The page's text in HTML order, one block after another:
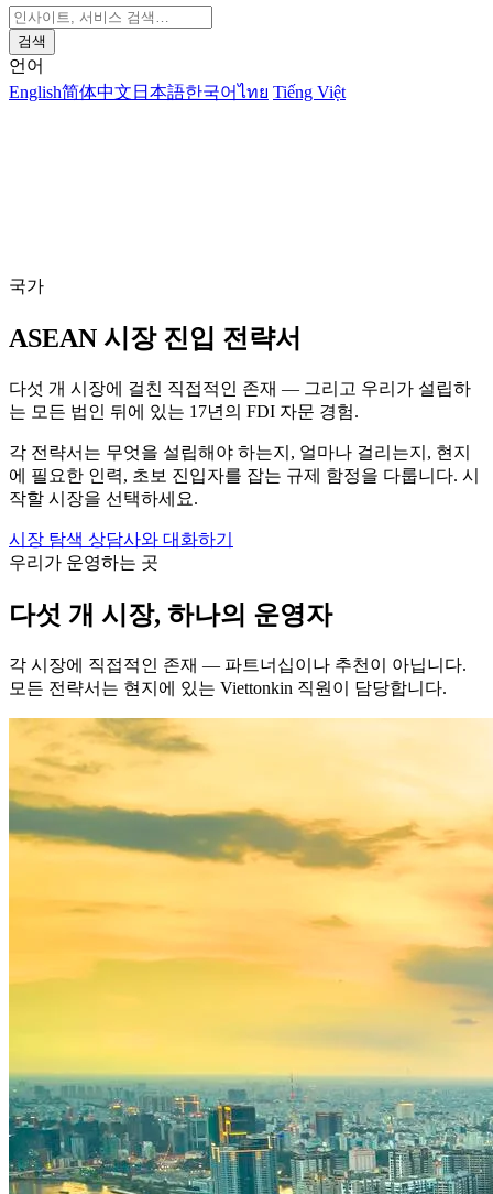
검색
언어
English简体中文 日本語한국어ไทย Tiếng Việt
국가
ASEAN 시장 진입 전략서
다섯 개 시장에 걸친 직접적인 존재 — 그리고 우리가 설립하
는 모든 법인 뒤에 있는 17년의 FDI 자문 경험.
각 전략서는 무엇을 설립해야 하는지, 얼마나 걸리는지, 현지
에 필요한 인력, 초보 진입자를 잡는 규제 함정을 다룹니다. 시
작할 시장을 선택하세요.
시장 탐색 상담사와 대화하기
우리가 운영하는 곳
다섯 개 시장, 하나의 운영자
각 시장에 직접적인 존재 — 파트너십이나 추천이 아닙니다.
모든 전략서는 현지에 있는 Viettonkin 직원이 담당합니다.